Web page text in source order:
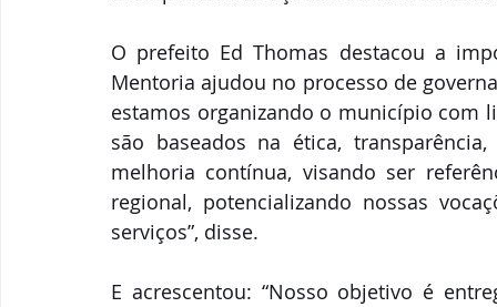
O prefeito Ed Thomas destacou a
Mentoria ajudou no processo de
estamos organizando o município com
são baseados na ética,
melhoria contínua, visando ser
regional, potencializando nossas
serviços”, disse.
E acrescentou: “Nosso objetivo é